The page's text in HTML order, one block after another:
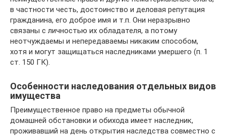
в частности честь, достоинство и деловая репутация
гражданина, его доброе имя и т.п. Они неразрывно
связаны с личностью их обладателя, а потому
неотчуждаемы и непередаваемы никаким способом,
хотя и могут защищаться наследниками умершего (п. 1
ст. 150 ГК).
Особенности наследования отдельных видов
имущества
Преимущественное право на предметы обычной
домашней обстановки и обихода имеет наследник,
проживавший на день открытия наследства совместно с